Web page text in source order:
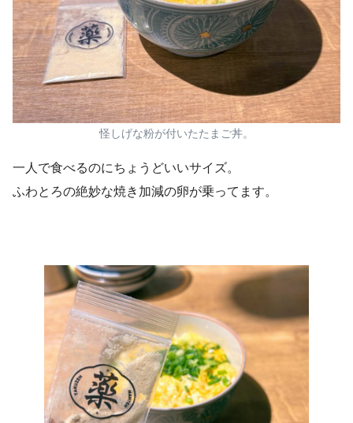
怪しげな粉が付いたたまご丼。
一人で食べるのにちょうどいいサイズ。
ふわとろの絶妙な焼き加減の卵が乗ってます。